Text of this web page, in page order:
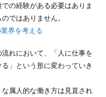
の経験がある必要はありま
ではありません。
界を考える
れにおいて、「人に仕事を
」という形に変わっていき
属人的な働き方は見直され